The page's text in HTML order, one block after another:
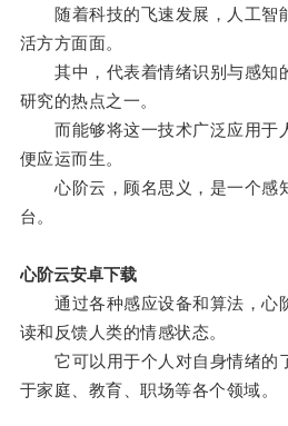
随着科技的飞速发展，人工智
活方方面面。
其中，代表着情绪识别与感知
研究的热点之一。
而能够将这一技术广泛应用于
便应运而生。
心阶云，顾名思义，是一个感
台。
心阶云安卓下载
通过各种感应设备和算法，心
读和反馈人类的情感状态。
它可以用于个人对自身情绪的
于家庭、教育、职场等各个领域。